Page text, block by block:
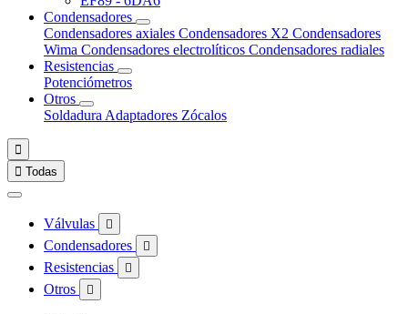
Condensadores
Condensadores axiales Condensadores X2 Condensadores
Wima Condensadores electrolíticos Condensadores radiales
Resistencias
Potenciómetros
Otros
Soldadura Adaptadores Zócalos

 Todas
Válvulas 
Condensadores 
Resistencias 
Otros 